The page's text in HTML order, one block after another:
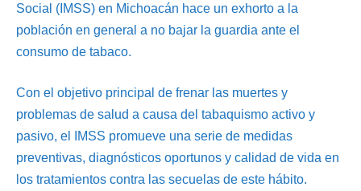
Social (IMSS) en Michoacán hace un exhorto a la
población en general a no bajar la guardia ante el
consumo de tabaco.
Con el objetivo principal de frenar las muertes y
problemas de salud a causa del tabaquismo activo y
pasivo, el IMSS promueve una serie de medidas
preventivas, diagnósticos oportunos y calidad de vida en
los tratamientos contra las secuelas de este hábito.